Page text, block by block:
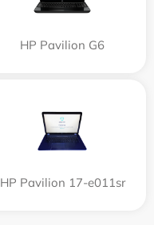
HP Pavilion G6
HP Pavilion 17-e011sr